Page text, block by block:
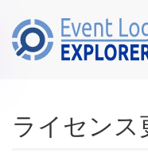
Skip to main
ライセンス